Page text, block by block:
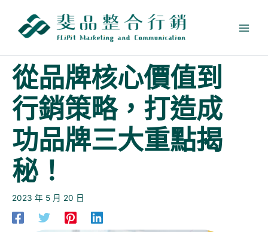
內
從品牌核心價值到
行銷策略，打造成
功品牌三大重點揭
秘！
2023 年 5 月 20 日